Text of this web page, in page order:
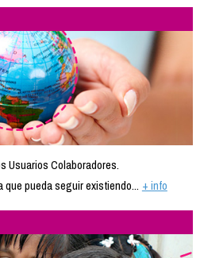
Usuarios Colaboradores.
que pueda seguir existiendo... + info